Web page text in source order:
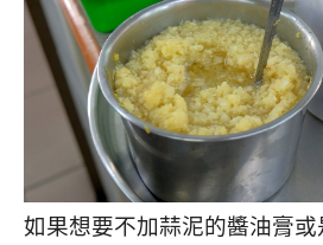
如果想要不加蒜泥的醬油膏